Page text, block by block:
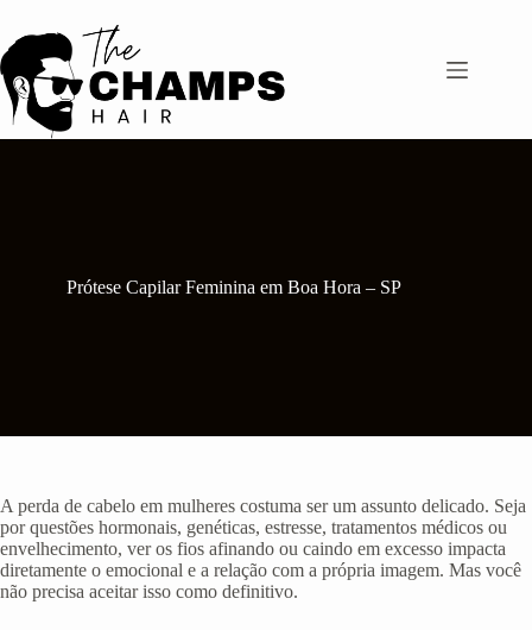
para
o
conteúdo
Prótese Capilar Feminina em Boa Hora – SP
A perda de cabelo em mulheres costuma ser um assunto delicado. Seja
por questões hormonais, genéticas, estresse, tratamentos médicos ou
envelhecimento, ver os fios afinando ou caindo em excesso impacta
diretamente o emocional e a relação com a própria imagem. Mas você
não precisa aceitar isso como definitivo.